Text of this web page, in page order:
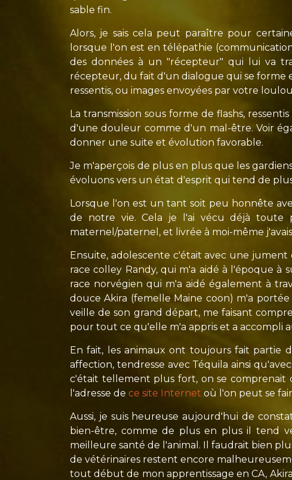
sable fin.
Alors, je sais cela peut paraître pour
lorsque l'on est en télépathie
des données à un "récepteur" qui lui va
récepteur, du fait d'un dialogue qui se forme
ressentis, ou images envoyées par votre
La transmission sous forme de flashs,
d'une douleur comme d'un mal-être. Voir
donner une suite et évolution favorable.
Je m'aperçois de plus en plus que les
évoluons vers un état d'esprit qui tend de
Lorsque l'on est un tant soit peu honnête
de notre vie. Cela je l'ai vécu déjà toute
maternel/paternel, et livrée à moi-même
Ensuite, adolescente c'était avec une
race colley Randy, qui m'a aidé à l'époque
race norvégien qui m'a aidé également à
douce Akira (femelle Maine coon) m'a
veille de son grand départ, me faisant
pour tout ce qu'elle m'a appris et a accompli
En fait, les animaux ont toujours fait partie
affection, tendresse avec Téquila ainsi
c'était tellement plus fort, on se comprenait
l'adresse de ce site Internet où l'on peut se
Aussi, je suis heureuse aujourd'hui de
bien-être, comme de plus en plus il tend
meilleure santé de l'animal. Il faudrait bien
de vétérinaires restent encore
tout début de mon apprentissage en CA,